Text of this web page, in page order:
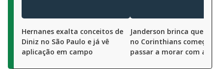
Hernanes exalta conceitos de
Diniz no São Paulo e já vê
aplicação em campo
Janderson brinca que
no Corinthians começou
passar a morar com avó